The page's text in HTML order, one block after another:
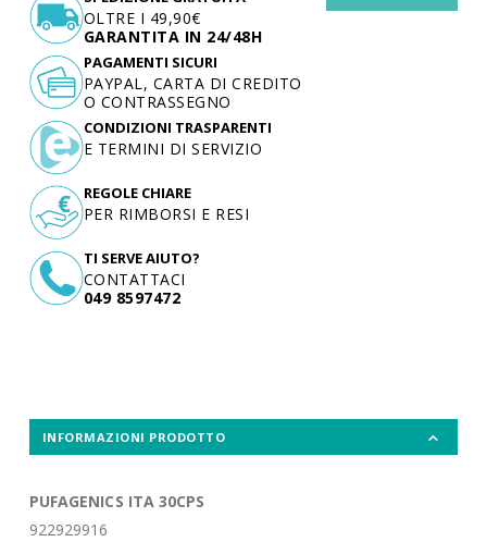
OLTRE I 49,90€
GARANTITA IN 24/48H
TI SERVE AIUTO?
CONTATTACI
049 8597472
PAGAMENTI SICURI
PAYPAL, CARTA DI CREDITO
O CONTRASSEGNO
CONDIZIONI TRASPARENTI
E TERMINI DI SERVIZIO
REGOLE CHIARE
PER RIMBORSI E RESI
INFORMAZIONI PRODOTTO
PUFAGENICS ITA 30CPS
922929916